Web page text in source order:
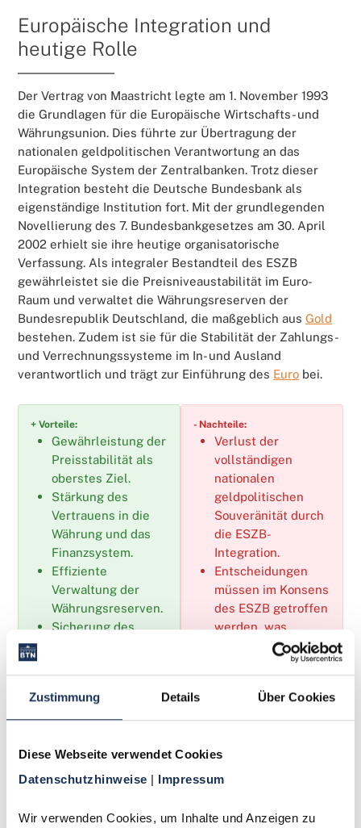
Zustimmung Details Über Cookies
Diese Webseite verwendet Cookies
Datenschutzhinweise | Impressum
Wir verwenden Cookies, um Inhalte und Anzeigen zu
Europäische Integration und
heutige Rolle
Der Vertrag von Maastricht legte am 1. November 1993
die Grundlagen für die Europäische Wirtschafts- und
Währungsunion. Dies führte zur Übertragung der
nationalen geldpolitischen Verantwortung an das
Europäische System der Zentralbanken. Trotz dieser
Integration besteht die Deutsche Bundesbank als
eigenständige Institution fort. Mit der grundlegenden
Novellierung des 7. Bundesbankgesetzes am 30. April
2002 erhielt sie ihre heutige organisatorische
Verfassung. Als integraler Bestandteil des ESZB
gewährleistet sie die Preisniveaustabilität im Euro-
Raum und verwaltet die Währungsreserven der
Bundesrepublik Deutschland, die maßgeblich aus Gold
bestehen. Zudem ist sie für die Stabilität der Zahlungs-
und Verrechnungssysteme im In- und Ausland
verantwortlich und trägt zur Einführung des Euro bei.
+ Vorteile:
Gewährleistung der
Preisstabilität als
oberstes Ziel.
Stärkung des
Vertrauens in die
Währung und das
Finanzsystem.
Effiziente
Verwaltung der
Währungsreserven.
Sicherung des
Zahlungsverkehrs.
Unabhängigkeit von
Weisungen.
- Nachteile:
Verlust der
vollständigen
nationalen
geldpolitischen
Souveränität durch
die ESZB-
Integration.
Entscheidungen
müssen im Konsens
des ESZB getroffen
werden, was
Kompromisse
Koordination
innerhalb eines
Systems.